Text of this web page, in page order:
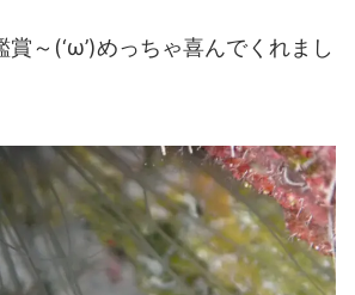
～(‘ω’)めっちゃ喜んでくれまし